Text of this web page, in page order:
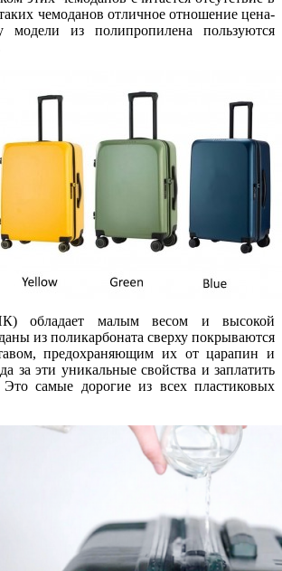
чемоданов отличное отношение цена-
модели из полипропилена пользуются
обладает малым весом и высокой
из поликарбоната сверху покрываются
предохраняющим их от царапин и
за эти уникальные свойства и заплатить
Это самые дорогие из всех пластиковых